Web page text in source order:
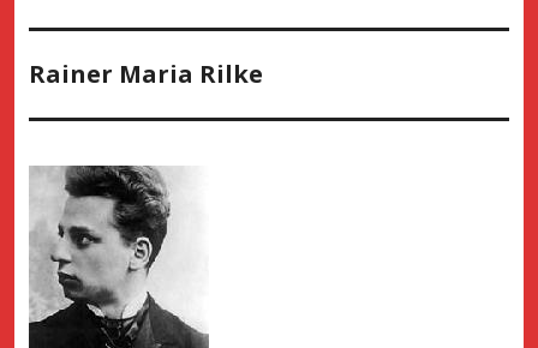
Rainer Maria Rilke